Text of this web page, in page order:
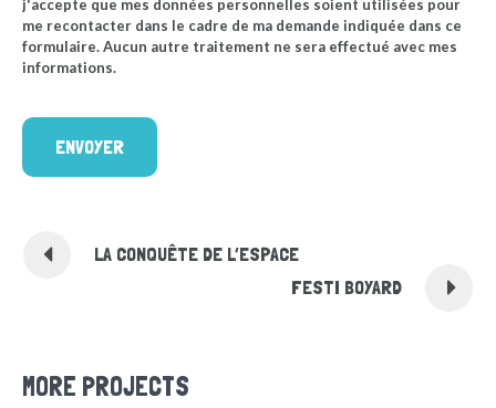
j'accepte que mes données personnelles soient utilisées pour
me recontacter dans le cadre de ma demande indiquée dans ce
formulaire. Aucun autre traitement ne sera effectué avec mes
informations.
LA CONQUÊTE DE L’ESPACE
FESTI BOYARD
MORE PROJECTS